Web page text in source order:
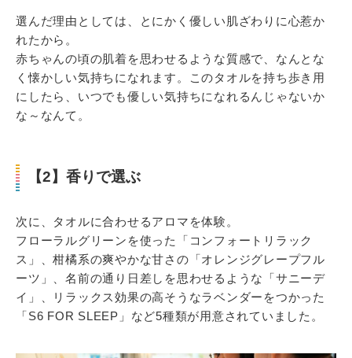
選んだ理由としては、とにかく優しい肌ざわりに心惹か
れたから。
赤ちゃんの頃の肌着を思わせるような質感で、なんとな
く懐かしい気持ちになれます。このタオルを持ち歩き用
にしたら、いつでも優しい気持ちになれるんじゃないか
な～なんて。
【2】香りで選ぶ
次に、タオルに合わせるアロマを体験。
フローラルグリーンを使った「コンフォートリラック
ス」、柑橘系の爽やかな甘さの「オレンジグレープフル
ーツ」、名前の通り日差しを思わせるような「サニーデ
イ」、リラックス効果の高そうなラベンダーをつかった
「S6 FOR SLEEP」など5種類が用意されていました。